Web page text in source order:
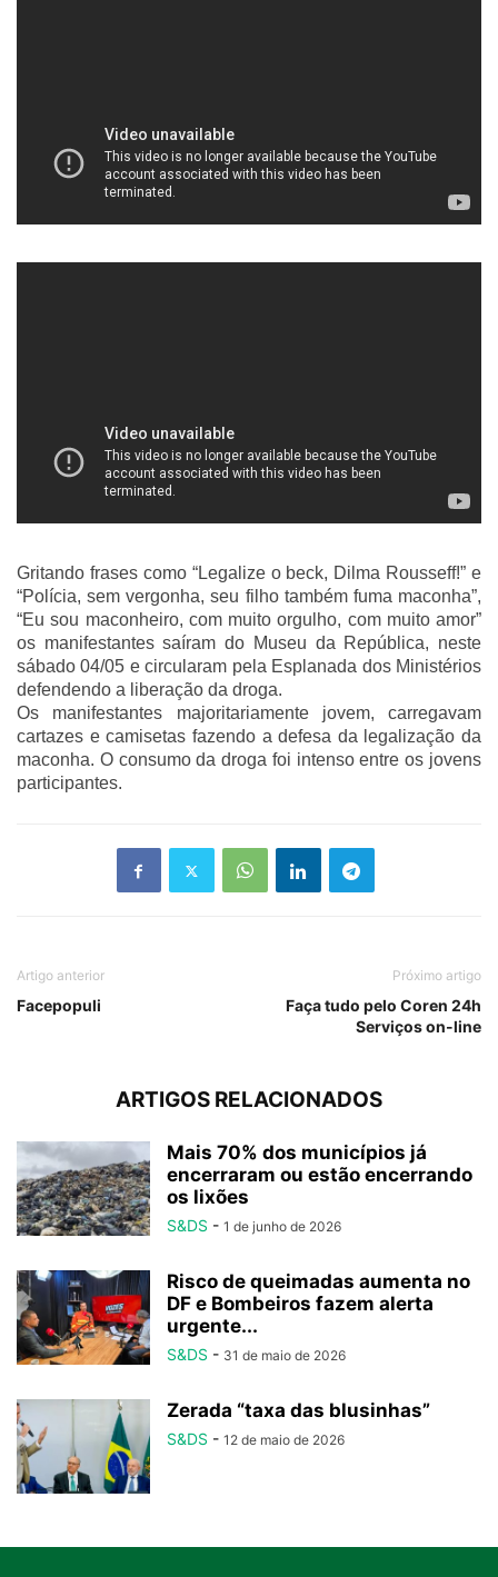
Gritando frases como “Legalize o beck, Dilma Rousseff!” e
“Polícia, sem vergonha, seu filho também fuma maconha”,
“Eu sou maconheiro, com muito orgulho, com muito amor”
os manifestantes saíram do Museu da República, neste
sábado 04/05 e circularam pela Esplanada dos Ministérios
defendendo a liberação da droga.
Os manifestantes majoritariamente jovem, carregavam
cartazes e camisetas fazendo a defesa da legalização da
maconha. O consumo da droga foi intenso entre os jovens
participantes.
Artigo anterior
Facepopuli
Próximo artigo
Faça tudo pelo Coren 24h
Serviços on-line
ARTIGOS RELACIONADOS
Mais 70% dos municípios já
encerraram ou estão encerrando
os lixões
S&DS - 1 de junho de 2026
Risco de queimadas aumenta no
DF e Bombeiros fazem alerta
urgente...
S&DS - 31 de maio de 2026
Zerada “taxa das blusinhas”
S&DS - 12 de maio de 2026